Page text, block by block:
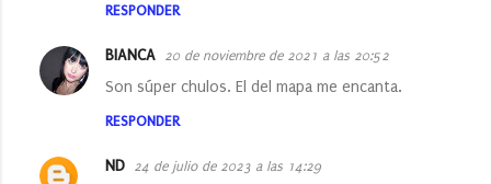
t
i
RESPONDER
BIANCA 20 de noviembre de 2021 a las 20:52
Son súper chulos. El del mapa me encanta.
RESPONDER
ND 24 de julio de 2023 a las 14:29